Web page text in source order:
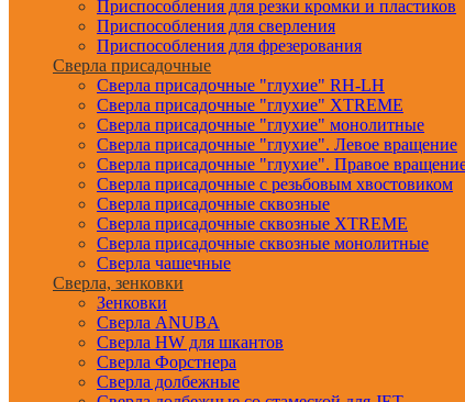
Приспособления для резки кромки и пластиков
Приспособления для сверления
Приспособления для фрезерования
Сверла присадочные
Сверла присадочные "глухие" RH-LH
Сверла присадочные "глухие" XTREME
Сверла присадочные "глухие" монолитные
Сверла присадочные "глухие". Левое вращение
Сверла присадочные "глухие". Правое
Сверла присадочные с резьбовым хвостовиком
Сверла присадочные сквозные
Сверла присадочные сквозные XTREME
Сверла присадочные сквозные монолитные
Сверла чашечные
Сверла, зенковки
Зенковки
Сверла ANUBA
Сверла HW для шкантов
Сверла Форстнера
Сверла долбежные